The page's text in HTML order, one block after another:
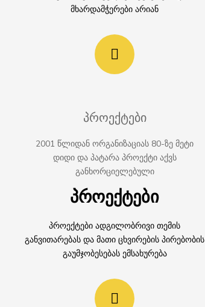
მხარდამჭერები არიან
პროექტები
2001 წლიდან ორგანიზაციას 80-ზე მეტი
დიდი და პატარა პროექტი აქვს
განხორციელებული
პროექტები
პროექტები ადგილობრივი თემის
განვითარებას და მათი ცხვირების პირებობის
გაუმჯობესებას ემსახურება